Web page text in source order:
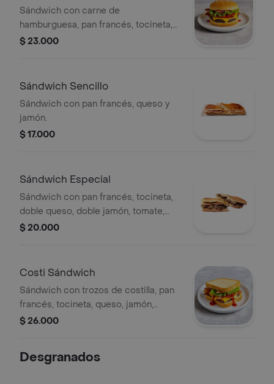
Sándwich con carne de
hamburguesa, pan francés, tocineta,
queso, jamón, tomate, lechuga y salsa
$ 23.000
Sándwich Sencillo
Sándwich con pan francés, queso y
jamón.
$ 17.000
Sándwich Especial
Sándwich con pan francés, tocineta,
doble queso, doble jamón, tomate,
lechuga y salsa de tomate.
$ 20.000
Costi Sándwich
Sándwich con trozos de costilla, pan
francés, tocineta, queso, jamón,
tomate, lechuga y salsa de tomate.
$ 26.000
Desgranados